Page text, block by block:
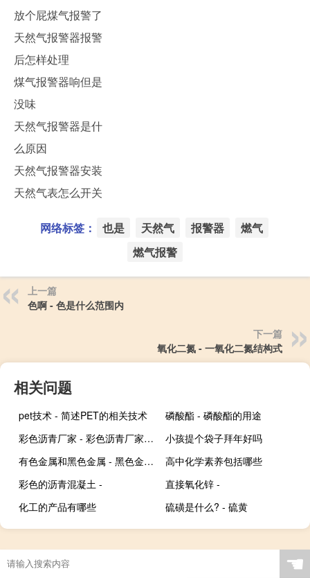
放个屁煤气报警了
天然气报警器报警
后怎样处理
煤气报警器响但是
没味
天然气报警器是什
么原因
天然气报警器安装
天然气表怎么开关
网络标签： 也是 天然气 报警器
燃气
燃气报警
上一篇
色啊 - 色是什么范围内
下一篇
氧化二氮 - 一氧化二氮结构式
相关问题
pet技术 - 简述PET的相关技术
磷酸酯 - 磷酸酯的用途
彩色沥青厂家 - 彩色沥青厂家联系方式
小孩提个袋子拜年好吗
有色金属和黑色金属 - 黑色金属跟有色金属区别
高中化学素养包括哪些
彩色的沥青混凝土 -
直接氧化锌 -
化工的产品有哪些
硫磺是什么? - 硫黄
☚